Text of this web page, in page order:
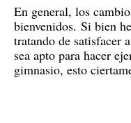
En general, los
bienvenidos. Si bien
tratando de satisfacer
sea apto para hacer
gimnasio, esto